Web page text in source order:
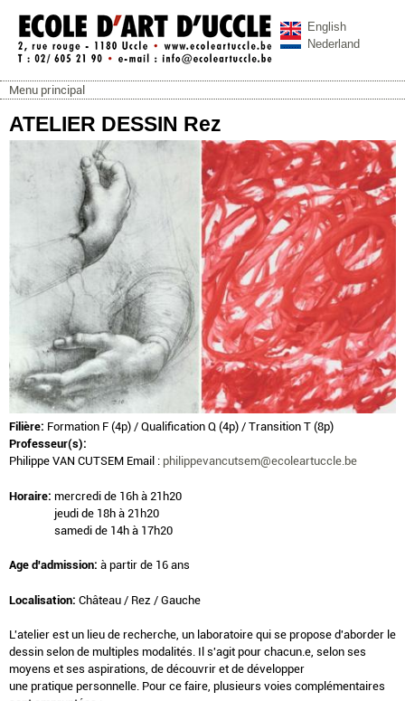
Aller au contenu principal
ecoleartuccle.be
English
Nederland
Menu principal
Menu principal
ATELIER DESSIN Rez
Filière: Formation F (4p) / Qualification Q (4p) / Transition T (8p)
Professeur(s):
Philippe VAN CUTSEM Email : philippevancutsem@ecoleartuccle.be
Horaire: mercredi de 16h à 21h20
jeudi de 18h à 21h20
samedi de 14h à 17h20
Age d'admission: à partir de 16 ans
Localisation: Château / Rez / Gauche
L'atelier est un lieu de recherche, un laboratoire qui se propose d'aborder le
dessin selon de multiples modalités. Il s'agit pour chacun.e, selon ses
moyens et ses aspirations, de découvrir et de développer
une pratique personnelle. Pour ce faire, plusieurs voies complémentaires